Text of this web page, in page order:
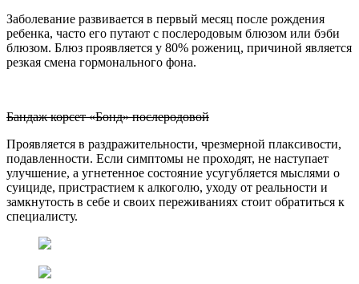
Заболевание развивается в первый месяц после рождения
ребенка, часто его путают с послеродовым блюзом или бэби
блюзом. Блюз проявляется у 80% рожениц, причиной является
резкая смена гормонального фона.
Бандаж корсет «Бонд» послеродовой
Проявляется в раздражительности, чрезмерной плаксивости,
подавленности. Если симптомы не проходят, не наступает
улучшение, а угнетенное состояние усугубляется мыслями о
суициде, пристрастием к алкоголю, уходу от реальности и
замкнутость в себе и своих переживаниях стоит обратиться к
специалисту.